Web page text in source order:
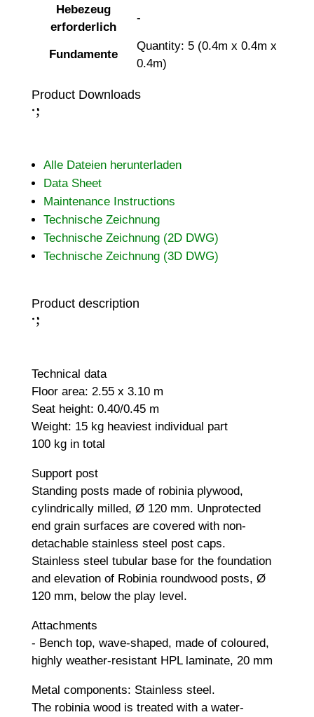
Hebezeug
erforderlich
-
Fundamente
Quantity: 5 (0.4m x 0.4m x
0.4m)
Product Downloads
:
;
Alle Dateien herunterladen
Data Sheet
Maintenance Instructions
Technische Zeichnung
Technische Zeichnung (2D DWG)
Technische Zeichnung (3D DWG)
Product description
:
;
Technical data
Floor area: 2.55 x 3.10 m
Seat height: 0.40/0.45 m
Weight: 15 kg heaviest individual part
100 kg in total
Support post
Standing posts made of robinia plywood,
cylindrically milled, Ø 120 mm. Unprotected
end grain surfaces are covered with non-
detachable stainless steel post caps.
Stainless steel tubular base for the foundation
and elevation of Robinia roundwood posts, Ø
120 mm, below the play level.
Attachments
- Bench top, wave-shaped, made of coloured,
highly weather-resistant HPL laminate, 20 mm
Metal components: Stainless steel.
The robinia wood is treated with a water-